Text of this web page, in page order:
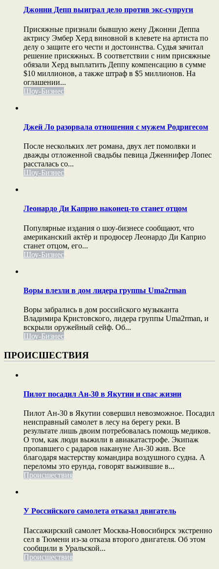
Джонни Депп выиграл дело против экс-супруги
Присяжные признали бывшую жену Джонни Деппа
актрису Эмбер Херд виновной в клевете на артиста по
делу о защите его чести и достоинства. Судья зачитал
решение присяжных. В соответствии с ним присяжные
обязали Херд выплатить Деппу компенсацию в сумме
$10 миллионов, а также штраф в $5 миллионов. На
оглашении...
Шоу-Бизнес
Джей Ло разорвала отношения с мужем Родригесом
После нескольких лет романа, двух лет помолвки и
дважды отложенной свадьбы певица Дженнифер Лопес
рассталась со...
Шоу-Бизнес
Леонардо Ди Каприо наконец-то станет отцом
Популярные издания о шоу-бизнесе сообщают, что
американский актёр и продюсер Леонардо Ди Каприо
станет отцом, его...
Шоу-Бизнес
Воры влезли в дом лидера группы Uma2rman
Воры забрались в дом российского музыканта
Владимира Кристовского, лидера группы Uma2rman, и
вскрыли оружейный сейф. Об...
Шоу-Бизнес
ПРОИСШЕСТВИЯ
Пилот посадил Ан-30 в Якутии и спас жизни
Пилот Ан-30 в Якутии совершил невозможное. Посадил
неисправный самолет в лесу на берегу реки. В
результате лишь двоим потребовалась помощь медиков.
О том, как люди выжили в авиакатастрофе. Экипаж
пропавшего с радаров накануне Ан-30 жив. Все
благодаря мастерству командира воздушного судна. А
переломы это ерунда, говорят выжившие в...
Происшествия
У Российского самолета отказал двигатель
Пассажирский самолет Москва-Новосибирск экстренно
сел в Тюмени из-за отказа второго двигателя. Об этом
сообщили в Уральской...
Происшествия